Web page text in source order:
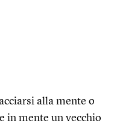
alla mente o
in mente un vecchio